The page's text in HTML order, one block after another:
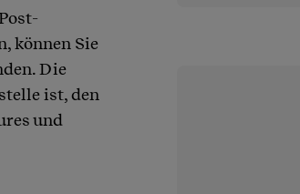
können Sie
Die
ist, den
und